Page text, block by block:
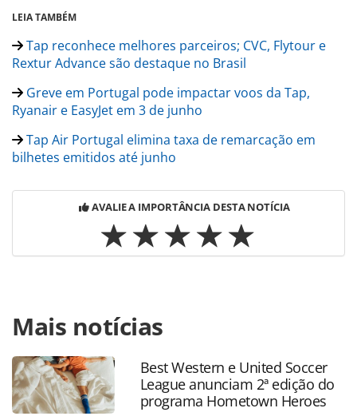
LEIA TAMBÉM
Tap reconhece melhores parceiros; CVC, Flytour e
Rextur Advance são destaque no Brasil
Greve em Portugal pode impactar voos da Tap,
Ryanair e EasyJet em 3 de junho
Tap Air Portugal elimina taxa de remarcação em
bilhetes emitidos até junho
AVALIE A IMPORTÂNCIA DESTA NOTÍCIA
https://www.panrotas.com.br/aviacao/empresas/2026/05/
atinge-quase-1-bilhao-de-euros-de-receita-no-primeiro-
trimestre-de-2026_228822.html ou as ferramentas
oferecidas na página. Todo o conteúdo produzido pela
PANROTAS Editora é protegido pela legislação brasileira
sobre direito autoral. Não reproduza o conteúdo sem
Mais notícias
Best Western e United Soccer
League anunciam 2ª edição do
programa Hometown Heroes